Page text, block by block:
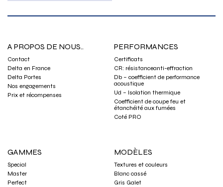
A PROPOS DE NOUS..
Contact
Delta en France
Delta Portes
Nos engagements
Prix et récompenses
PERFORMANCES
Certificats
CR: résistanceanti-effraction
Db – coefficient de performance
acoustique
Ud – Isolation thermique
Coefficient de coupe feu et
étanchéité aux fumées
Coté PRO
GAMMES
Special
Master
Perfect
MODÈLES
Textures et couleurs
Blanc cassé
Gris Galet